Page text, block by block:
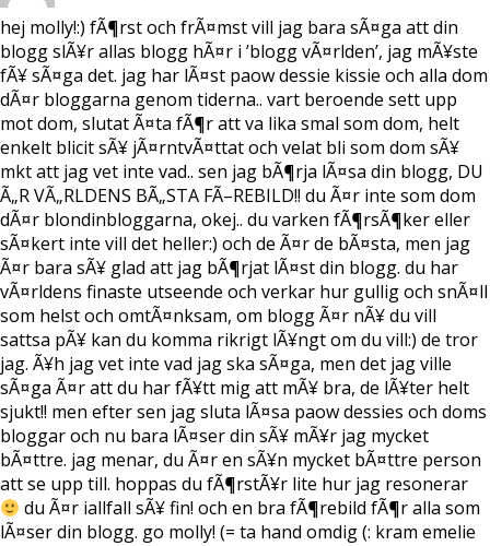
n
a
s
i
e
t
t
n
y
t
t
f
ö
n
s
t
e
r
p
n
a
s
i
e
t
n
y
t
t
f
ö
n
s
t
e
r
(
Ö
p
p
n
a
s
e
t
t
n
y
f
ö
n
t
e
r
)
hej molly!:) fÃ¶rst och frÃ¤mst vill jag bara sÃ¤ga att din
blogg slÃ¥r allas blogg hÃ¤r i ’blogg vÃ¤rlden’, jag mÃ¥ste
fÃ¥ sÃ¤ga det. jag har lÃ¤st paow dessie kissie och alla dom
dÃ¤r bloggarna genom tiderna.. vart beroende sett upp
mot dom, slutat Ã¤ta fÃ¶r att va lika smal som dom, helt
enkelt blicit sÃ¥ jÃ¤rntvÃ¤ttat och velat bli som dom sÃ¥
mkt att jag vet inte vad.. sen jag bÃ¶rja lÃ¤sa din blogg, DU
Ã„R VÃ„RLDENS BÃ„STA FÃ–REBILD!! du Ã¤r inte som dom
dÃ¤r blondinbloggarna, okej.. du varken fÃ¶rsÃ¶ker eller
sÃ¤kert inte vill det heller:) och de Ã¤r de bÃ¤sta, men jag
Ã¤r bara sÃ¥ glad att jag bÃ¶rjat lÃ¤st din blogg. du har
vÃ¤rldens finaste utseende och verkar hur gullig och snÃ¤ll
som helst och omtÃ¤nksam, om blogg Ã¤r nÃ¥ du vill
sattsa pÃ¥ kan du komma rikrigt lÃ¥ngt om du vill:) de tror
jag. Ã¥h jag vet inte vad jag ska sÃ¤ga, men det jag ville
sÃ¤ga Ã¤r att du har fÃ¥tt mig att mÃ¥ bra, de lÃ¥ter helt
sjukt!! men efter sen jag sluta lÃ¤sa paow dessies och doms
bloggar och nu bara lÃ¤ser din sÃ¥ mÃ¥r jag mycket
bÃ¤ttre. jag menar, du Ã¤r en sÃ¥n mycket bÃ¤ttre person
att se upp till. hoppas du fÃ¶rstÃ¥r lite hur jag resonerar
du Ã¤r iallfall sÃ¥ fin! och en bra fÃ¶rebild fÃ¶r alla som
lÃ¤ser din blogg. go molly! (= ta hand omdig (: kram emelie